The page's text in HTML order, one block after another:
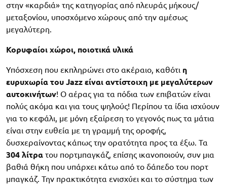
στην «καρδιά» της κατηγορίας από πλευράς μήκους/
μεταξονίου, υποσχόμενο χώρους από την αμέσως
μεγαλύτερη.
Κορυφαίοι χώροι, ποιοτικά υλικά
Υπόσχεση που εκπληρώνει στο ακέραιο, καθότι η
ευρυχωρία του Jazz είναι αντίστοιχη με μεγαλύτερων
αυτοκινήτων! Ο αέρας για τα πόδια των επιβατών είναι
πολύς ακόμα και για τους ψηλούς! Περίπου τα ίδια ισχύουν
για το κεφάλι, με μόνη εξαίρεση το γεγονός πως τα μάτια
είναι στην ευθεία με τη γραμμή της οροφής,
δυσχεραίνοντας κάπως την ορατότητα προς τα έξω. Τα
304 λίτρα του πορτμπαγκάζ, επίσης ικανοποιούν, συν μια
βαθιά θήκη που υπάρχει κάτω από το δάπεδο του πορτ
μπαγκάζ. Την πρακτικότητα ενισχύει και το σύστημα των